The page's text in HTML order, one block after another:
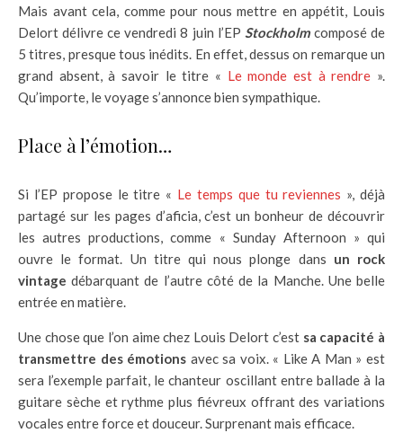
Mais avant cela, comme pour nous mettre en appétit, Louis
Delort délivre ce vendredi 8 juin l’EP Stockholm composé de
5 titres, presque tous inédits. En effet, dessus on remarque un
grand absent, à savoir le titre « Le monde est à rendre ».
Qu’importe, le voyage s’annonce bien sympathique.
Place à l’émotion…
Si l’EP propose le titre « Le temps que tu reviennes », déjà
partagé sur les pages d’aficia, c’est un bonheur de découvrir
les autres productions, comme « Sunday Afternoon » qui
ouvre le format. Un titre qui nous plonge dans un rock
vintage débarquant de l’autre côté de la Manche. Une belle
entrée en matière.
Une chose que l’on aime chez Louis Delort c’est sa capacité à
transmettre des émotions avec sa voix. « Like A Man » est
sera l’exemple parfait, le chanteur oscillant entre ballade à la
guitare sèche et rythme plus fiévreux offrant des variations
vocales entre force et douceur. Surprenant mais efficace.